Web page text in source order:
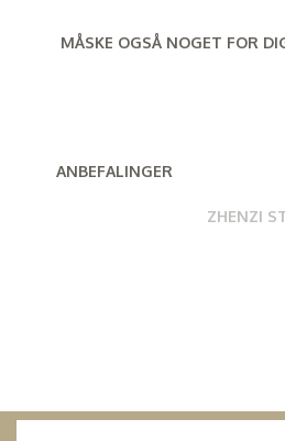
MÅSKE OGSÅ NOGET FOR
ANBEFALINGER
ZHENZI